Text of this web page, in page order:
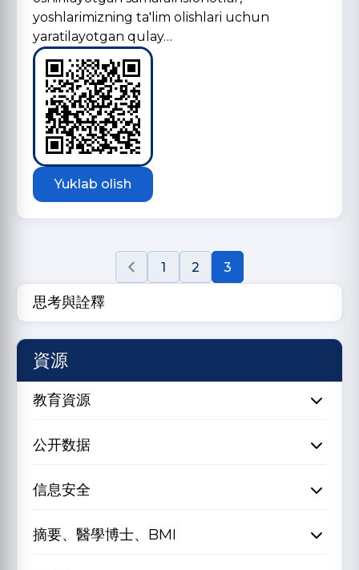
yoshlarimizning ta'lim olishlari uchun
yaratilayotgan qulay…
Yuklab olish
1 2 3
思考與詮釋
資源
教育資源
公开数据
信息安全
摘要、醫學博士、BMI